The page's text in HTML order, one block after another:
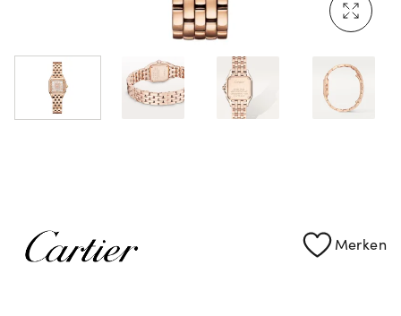
Mehr erfahren: Ikonische Uhren von Cartier
Rolex Certified Pre-Owned entdecken
Merken